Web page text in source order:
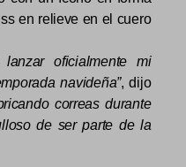
en relieve en el cuero
oficialmente mi
navideña”, dijo
correas durante
de ser parte de la